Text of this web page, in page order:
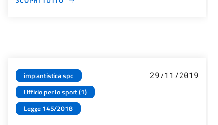
impiantistica spo
Ufficio per lo sport (1)
Legge 145/2018
29/11/2019